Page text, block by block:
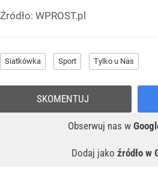
Źródło: WPROST.pl
Siatkówka Sport Tylko u Nas
Obserwuj nas w
Dodaj jako źródło w
SKOMENTUJ